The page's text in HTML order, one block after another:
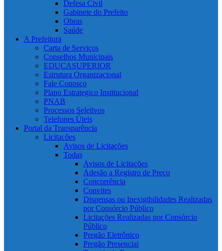
Defesa Civil
Gabinete do Prefeito
Obras
Saúde
A Prefeitura
Carta de Serviços
Conselhos Municipais
EDUCASUPERIOR
Estrutura Organizacional
Fale Conosco
Plano Estrategico Institucional
PNAB
Processos Seletivos
Telefones Úteis
Portal da Transparência
Licitações
Avisos de Licitações
Todas
Avisos de Licitações
Adesão a Registro de Preço
Concorrência
Convites
Dispensas ou Inexigibilidades Realizadas
por Consórcio Público
Licitações Realizadas por Consórcio
Público
Pregão Eletrônico
Pregão Presencial